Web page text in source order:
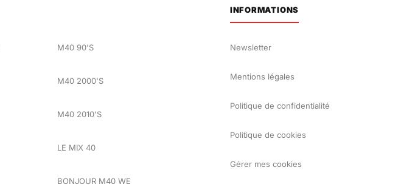
M40 90'S
M40 2000'S
M40 2010'S
LE MIX 40
BONJOUR M40 WE
INFORMATIONS
Newsletter
Mentions légales
Politique de confidentialité
Politique de cookies
Gérer mes cookies